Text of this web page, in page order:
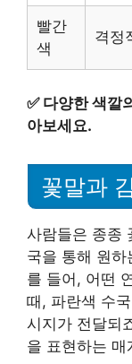
빨간
색
격정
✅ 다양한 색깔
아보세요.
꽃말과
사람들은 종종
국을 통해 원하
를 들어, 어떤
때, 파란색 수
시지가 전달되
을 표현하는